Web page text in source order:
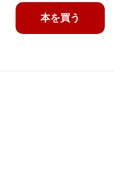
本を買う